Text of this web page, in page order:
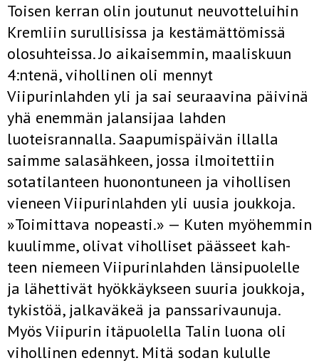
Toisen kerran olin joutunut neuvotteluihin
Kremliin surullisissa ja kestämättömissä
olosuhteissa. Jo aikaisemmin, maaliskuun
4:ntenä, vihollinen oli mennyt
Viipurinlahden yli ja sai seuraavina päivinä
yhä enemmän jalansijaa lahden
luoteisrannalla. Saapumispäivän illalla
saimme salasähkeen, jossa ilmoitettiin
sotatilanteen huonontuneen ja vihollisen
vieneen Viipurinlahden yli uusia joukkoja.
»Toimittava nopeasti.» — Kuten myöhemmin
kuulimme, olivat viholliset päässeet kah­
teen niemeen Viipurinlahden länsipuolelle
ja lähettivät hyökkäykseen suuria joukkoja,
tykistöä, jalkaväkeä ja panssarivaunuja.
Myös Viipurin itäpuolella Talin luona oli
vihollinen edennyt. Mitä sodan kululle